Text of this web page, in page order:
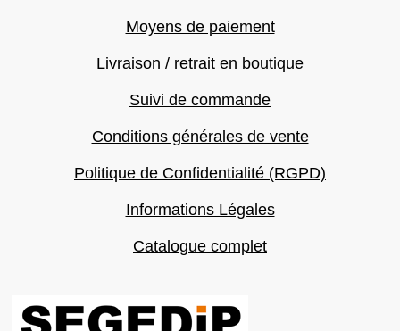
Moyens de paiement
Livraison / retrait en boutique
Suivi de commande
Conditions générales de vente
Politique de Confidentialité (RGPD)
Informations Légales
Catalogue complet